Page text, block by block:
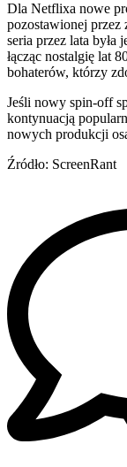
Dla Netflixa nowe
pozostawionej przez
seria przez lata była
łącząc nostalgię lat
bohaterów, którzy
Jeśli nowy spin-off
kontynuacją
nowych produkcji
Źródło: ScreenRant